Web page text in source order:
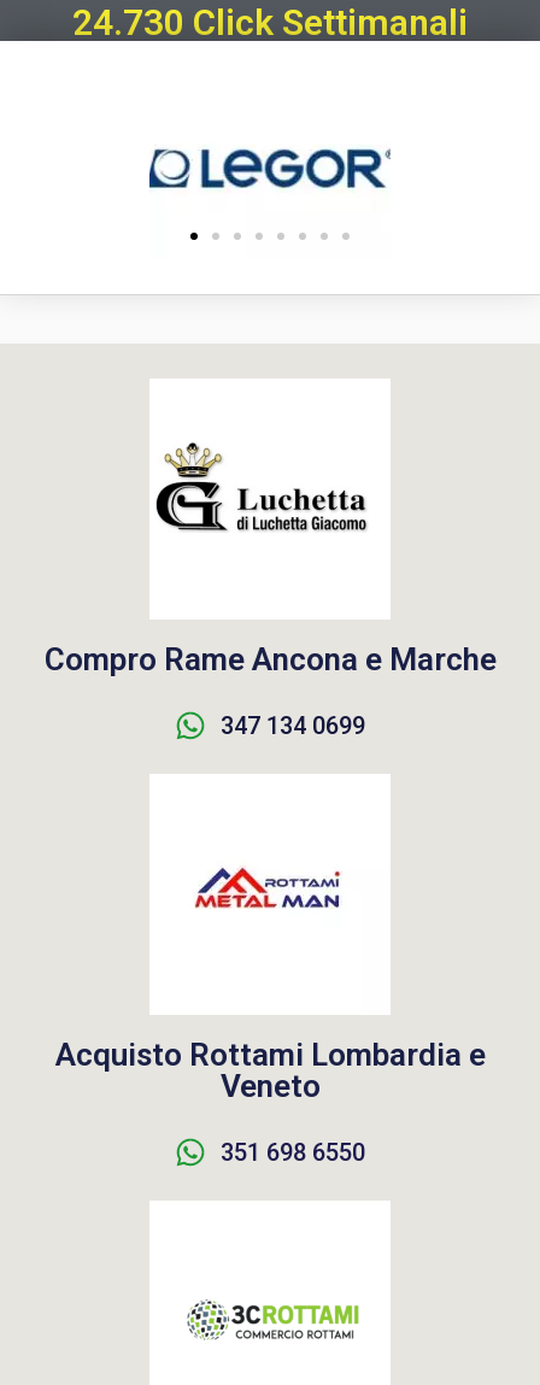
24.730 Click Settimanali
Compro Rame Ancona e Marche
347 134 0699
Acquisto Rottami Lombardia e
Veneto
351 698 6550